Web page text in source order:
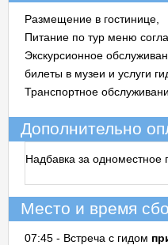
Размещение в гостинице,
Питание по тур меню
Экскурсионное
билеты в музеи и услуги
Транспортное
Дополнительно
Надбавка за одноместное
Место и время
07:45 - Встреча с гидом